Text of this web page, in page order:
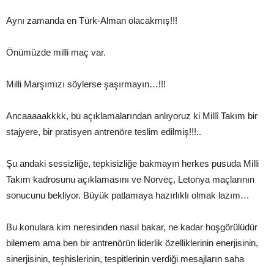
Aynı zamanda en Türk-Alman olacakmış!!!
Önümüzde milli maç var.
Milli Marşımızı söylerse şaşırmayın…!!!
Ancaaaaakkkk, bu açıklamalarından anlıyoruz ki Millî Takım bir
stajyere, bir pratisyen antrenöre teslim edilmiş!!!..
Şu andaki sessizliğe, tepkisizliğe bakmayın herkes pusuda Milli
Takım kadrosunu açıklamasını ve Norveç, Letonya maçlarının
sonucunu bekliyor. Büyük patlamaya hazırlıklı olmak lazım…
Bu konulara kim neresinden nasıl bakar, ne kadar hoşgörülüdür
bilemem ama ben bir antrenörün liderlik özelliklerinin enerjisinin,
sinerjisinin, teşhislerinin, tespitlerinin verdiği mesajların saha